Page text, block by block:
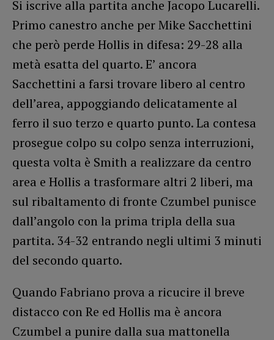
Si iscrive alla partita anche Jacopo Lucarelli.
Primo canestro anche per Mike Sacchettini
che però perde Hollis in difesa: 29-28 alla
metà esatta del quarto. E’ ancora
Sacchettini a farsi trovare libero al centro
dell’area, appoggiando delicatamente al
ferro il suo terzo e quarto punto. La contesa
prosegue colpo su colpo senza interruzioni,
questa volta è Smith a realizzare da centro
area e Hollis a trasformare altri 2 liberi, ma
sul ribaltamento di fronte Czumbel punisce
dall’angolo con la prima tripla della sua
partita. 34-32 entrando negli ultimi 3 minuti
del secondo quarto.
Quando Fabriano prova a ricucire il breve
distacco con Re ed Hollis ma è ancora
Czumbel a punire dalla sua mattonella